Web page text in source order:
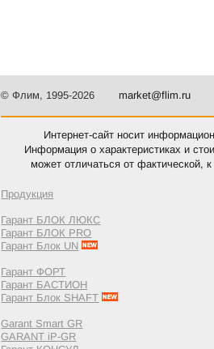
© Флим, 1995-2026 market@flim.ru
Интернет-сайт носит
Информация о характеристиках и
может отличаться от фактической,
Продукция
Гарант БЛОК ЛЮКС
Гарант БЛОК PRO
Гарант Блок UN
Гарант ФОРТ
Гарант БАСТИОН
Гарант Блок SHAFT
Garant Smart GR
GARANT iP-GR